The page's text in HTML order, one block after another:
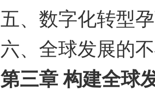
五、数字化转型
六、全球发展的
第三章 构建全球